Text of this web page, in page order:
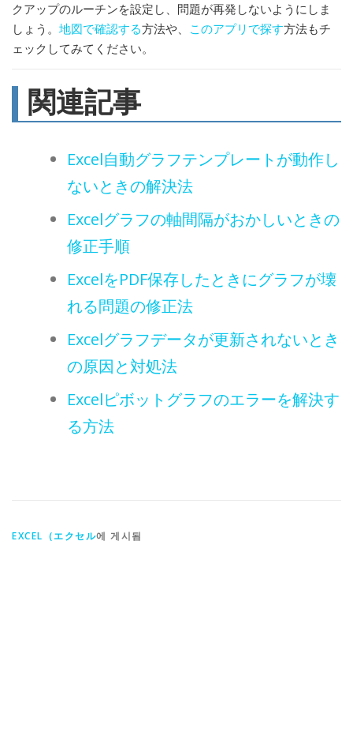
クアップのルーチンを設定し、問題が再発しないようにしま
しょう。 地図で確認する方法や、 このアプリで探す方法もチ
ェックしてみてください。
関連記事
Excel自動グラフテンプレートが動作し
ないときの解決法
Excelグラフの軸間隔がおかしいときの
修正手順
ExcelをPDF保存したときにグラフが壊
れる問題の修正法
Excelグラフデータが更新されないとき
の原因と対処法
Excelピボットグラフのエラーを解決す
る方法
EXCEL（エクセル에 게시됨